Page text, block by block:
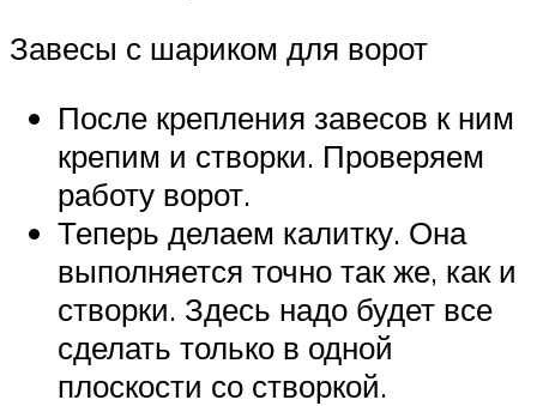
Завесы с шариком для ворот
После крепления завесов к ним
крепим и створки. Проверяем
работу ворот.
Теперь делаем калитку. Она
выполняется точно так же, как и
створки. Здесь надо будет все
сделать только в одной
плоскости со створкой.